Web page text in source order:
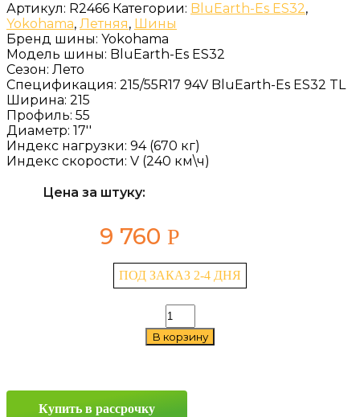
Артикул: R2466 Категории: BluEarth-Es ES32,
Yokohama, Летняя, Шины
Бренд шины: Yokohama
Модель шины: BluEarth-Es ES32
Сезон: Лето
Спецификация: 215/55R17 94V BluEarth-Es ES32 TL
Ширина: 215
Профиль: 55
Диаметр: 17''
Индекс нагрузки: 94 (670 кг)
Индекс скорости: V (240 км\ч)
Цена за штуку:
9 760 Р
ПОД ЗАКАЗ 2-4 ДНЯ
Количество
товара
Yokohama
215/55
В корзину
Купить в рассрочку